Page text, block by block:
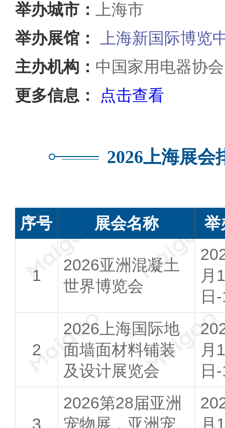
举办城市：
上海市
举办展馆：
上海新国际博览
主办机构： 中国家用电器协会
更多信息：
点击查看
2026上海展会
序号 展会名称 举
2026亚洲混凝土
世界博览会
月
日
2026上海国际地
面墙面材料铺装
及设计展览会
月
日
2026第28届亚洲
宠物展，亚洲宠
月